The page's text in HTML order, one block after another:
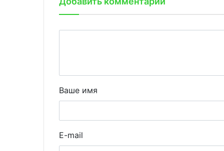
Ваше имя
E-mail